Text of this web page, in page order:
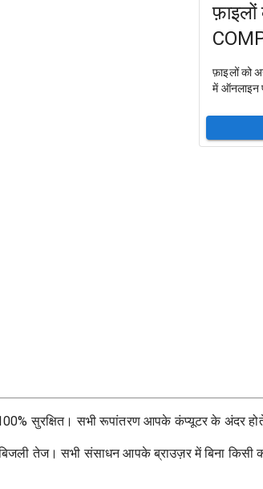
फ़ाइलों को
में ऑनलाइन
सुरक्षित। सभी रूपांतरण आपके कंप्यूटर के अंदर
तेज। सभी संसाधन आपके ब्राउज़र में बिना किसी